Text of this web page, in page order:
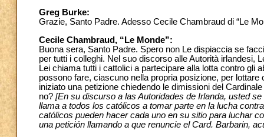
Greg Burke:
Grazie, Santo Padre. Adesso Cecile Chambraud di “Le
Cecile Chambraud, “Le Monde”:
Buona sera, Santo Padre. Spero non Le dispiaccia se
per tutti i colleghi. Nel suo discorso alle Autorità irlandesi,
Lei chiama tutti i cattolici a partecipare alla lotta contro
possono fare, ciascuno nella propria posizione, per
iniziato una petizione chiedendo le dimissioni del
no? [En su discurso a las Autoridades de Irlanda, usted
llama a todos los católicos a tomar parte en la lucha
católicos pueden hacer cada uno en su sitio para luchar
una petición llamando a que renuncie el Card. Barbarin,